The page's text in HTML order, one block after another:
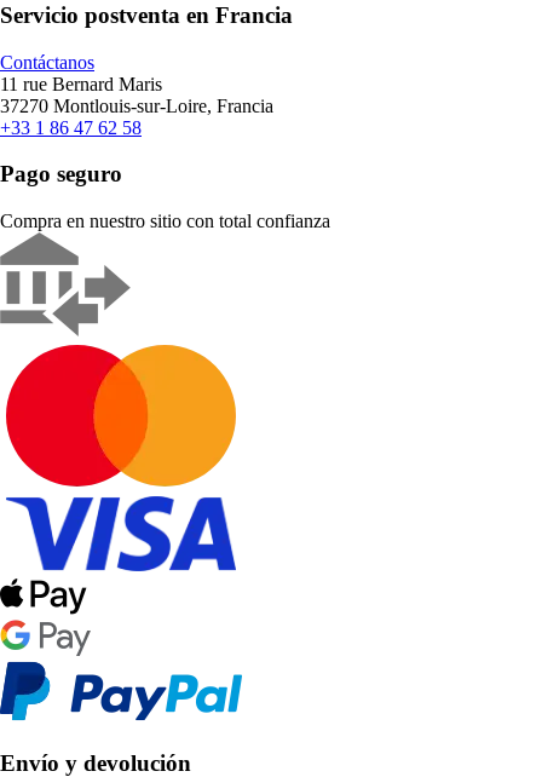
Servicio postventa en Francia
Contáctanos
11 rue Bernard Maris
37270 Montlouis-sur-Loire, Francia
+33 1 86 47 62 58
Pago seguro
Compra en nuestro sitio con total confianza
Envío y devolución